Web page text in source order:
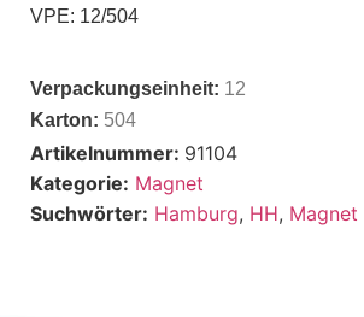
VPE: 12/504
Verpackungseinheit: 12
Karton: 504
Artikelnummer: 91104
Kategorie: Magnet
Suchwörter: Hamburg, HH, Magnet